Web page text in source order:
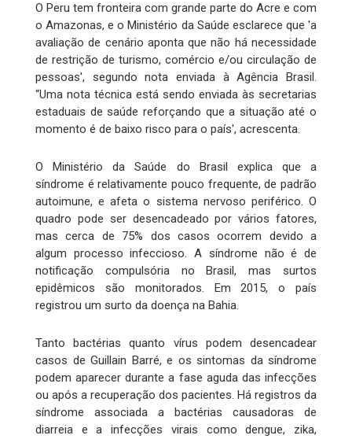
O Peru tem fronteira com grande parte do Acre e com
o Amazonas, e o Ministério da Saúde esclarece que 'a
avaliação de cenário aponta que não há necessidade
de restrição de turismo, comércio e/ou circulação de
pessoas', segundo nota enviada à Agência Brasil.
“Uma nota técnica está sendo enviada às secretarias
estaduais de saúde reforçando que a situação até o
momento é de baixo risco para o país', acrescenta.
O Ministério da Saúde do Brasil explica que a
síndrome é relativamente pouco frequente, de padrão
autoimune, e afeta o sistema nervoso periférico. O
quadro pode ser desencadeado por vários fatores,
mas cerca de 75% dos casos ocorrem devido a
algum processo infeccioso. A síndrome não é de
notificação compulsória no Brasil, mas surtos
epidêmicos são monitorados. Em 2015, o país
registrou um surto da doença na Bahia.
Tanto bactérias quanto vírus podem desencadear
casos de Guillain Barré, e os sintomas da síndrome
podem aparecer durante a fase aguda das infecções
ou após a recuperação dos pacientes. Há registros da
síndrome associada a bactérias causadoras de
diarreia e a infecções virais como dengue, zika,